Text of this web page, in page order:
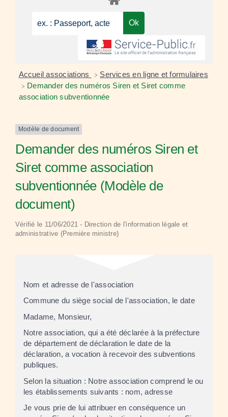
Accueil associations > Services en ligne et formulaires
> Demander des numéros Siren et Siret comme
association subventionnée
Modèle de document
Demander des numéros Siren et
Siret comme association
subventionnée (Modèle de
document)
Vérifié le 11/06/2021 - Direction de l'information légale et
administrative (Première ministre)
Nom et adresse de l'association
Commune du siège social de l'association, le date
Madame, Monsieur,
Notre association, qui a été déclarée à la préfecture
de département de déclarationle date de la
déclaration, a vocation à recevoir des subventions
publiques.
Selon la situation : Notre association comprend le ou
les établissements suivants : nom,adresse
Je vous prie de lui attribuer en conséquence un